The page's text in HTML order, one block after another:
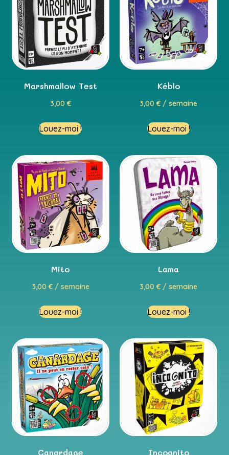
Marshmallow Test
3,00 €
Louez-moi !
Kéblo
3,00€ / semaine
Louez-moi !
Mito
3,00 €/ semaine
Louez-moi !
Lama
3,00€ / semaine
Louez-moi !
Canardage Incognito